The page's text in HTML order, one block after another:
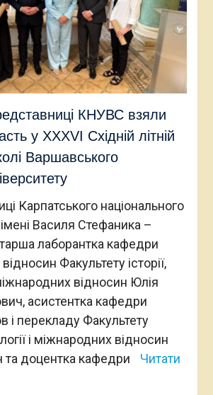
КНУВС взяли
у XXXVI Східній літній
Варшавського
Карпатського національного
Василя Стефаника –
лаборантка кафедри
Факультету історії,
міжнародних відносин Юлія
асистентка кафедри
і перекладу Факультету
і міжнародних відносин
та доцентка кафедри
Читати